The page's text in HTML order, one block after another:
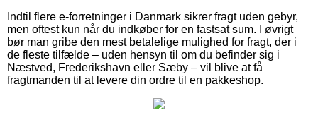
Indtil flere e-forretninger i Danmark sikrer fragt uden gebyr,
men oftest kun når du indkøber for en fastsat sum. I øvrigt
bør man gribe den mest betalelige mulighed for fragt, der i
de fleste tilfælde – uden hensyn til om du befinder sig i
Næstved, Frederikshavn eller Sæby – vil blive at få
fragtmanden til at levere din ordre til en pakkeshop.